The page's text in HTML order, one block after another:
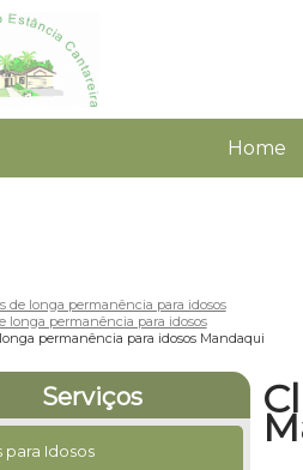
Home
de longa permanência para idosos
longa permanência para idosos
permanência para idosos Mandaqui
Serviços
para Idosos